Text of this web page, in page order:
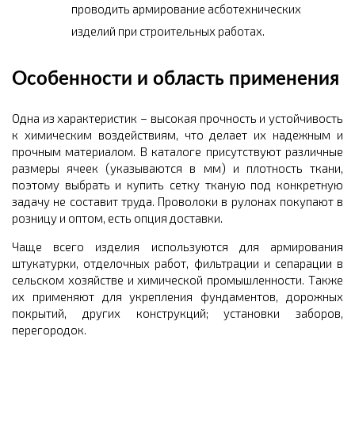
проводить армирование асботехнических
изделий при строительных работах.
Особенности и область применения
Одна из характеристик – высокая прочность и устойчивость
к химическим воздействиям, что делает их надежным и
прочным материалом. В каталоге присутствуют различные
размеры ячеек (указываются в мм) и плотность ткани,
поэтому выбрать и купить сетку тканую под конкретную
задачу не составит труда. Проволоки в рулонах покупают в
розницу и оптом, есть опция доставки.
Чаще всего изделия используются для армирования
штукатурки, отделочных работ, фильтрации и сепарации в
сельском хозяйстве и химической промышленности. Также
их применяют для укрепления фундаментов, дорожных
покрытий, других конструкций; установки заборов,
перегородок.